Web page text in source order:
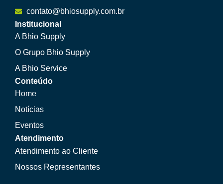
contato@bhiosupply.com.br
Institucional
A Bhio Supply
O Grupo Bhio Supply
A Bhio Service
Conteúdo
Home
Notícias
Eventos
Atendimento
Atendimento ao Cliente
Nossos Representantes